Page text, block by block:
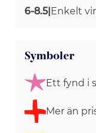
6-8.5|Enkelt
Symboler
Ett fynd i
Mer än